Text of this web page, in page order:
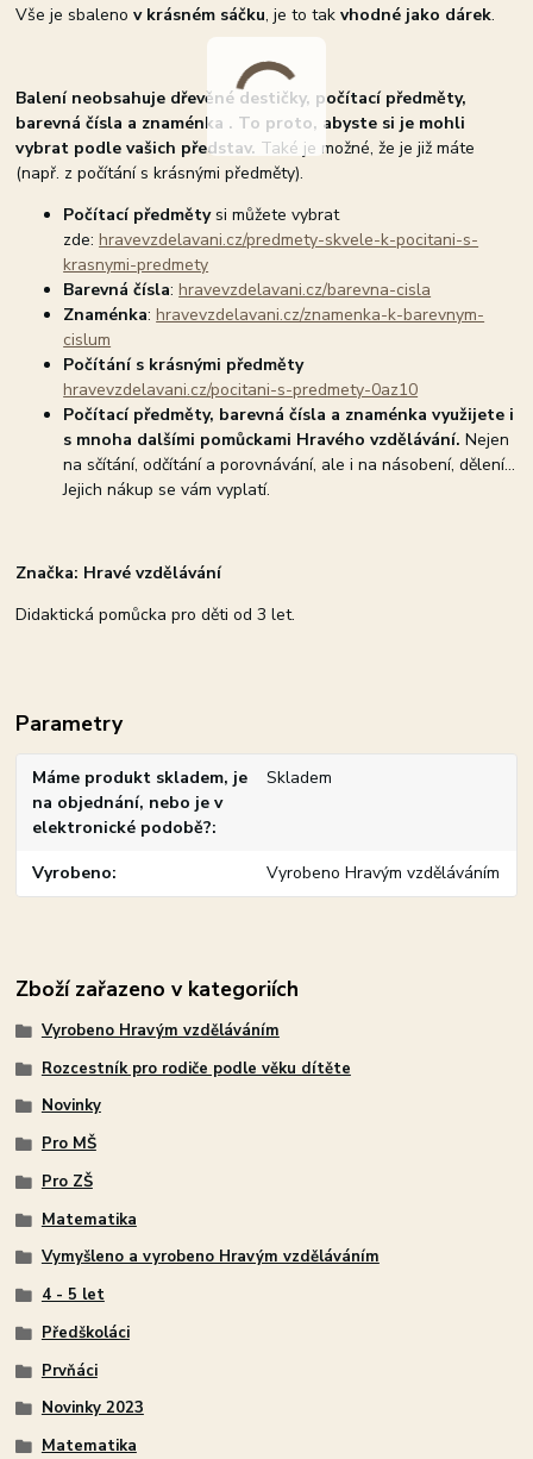
Vše je sbaleno v krásném sáčku, je to takvhodné jako dárek.
Balení neobsahuje dřevěné destičky, počítací předměty,
barevná čísla a znaménka . To proto, abyste si je mohli
vybrat podle vašich představ. Také je možné, že je již máte
(např. z počítání s krásnými předměty).
Počítací předmětysi můžete vybrat
zde:hravevzdelavani.cz/predmety-skvele-k-pocitani-s-
krasnymi-predmety
Barevná čísla:hravevzdelavani.cz/barevna-cisla
Znaménka:hravevzdelavani.cz/znamenka-k-barevnym-
cislum
Počítání s krásnými předměty
hravevzdelavani.cz/pocitani-s-predmety-0az10
Počítací předměty, barevná čísla a znaménka využijete i
s mnoha dalšími pomůckami Hravého vzdělávání.Nejen
na sčítání, odčítání a porovnávání, ale i na násobení, dělení...
Jejich nákup se vám vyplatí.
Značka: Hravé vzdělávání
Didaktická pomůcka pro děti od 3 let.
Parametry
Máme produkt skladem, je
na objednání, nebo je v
elektronické podobě?
Skladem
Vyrobeno Vyrobeno Hravým vzděláváním
Zboží zařazeno v kategoriích
Vyrobeno Hravým vzděláváním
Rozcestník pro rodiče podle věku dítěte
Novinky
Pro MŠ
Pro ZŠ
Matematika
Vymyšleno a vyrobeno Hravým vzděláváním
4 - 5 let
Předškoláci
Prvňáci
Novinky 2023
Matematika